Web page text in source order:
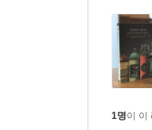
무시무시
보르헤스
하루에도
다 나와
불과하고,
1명이 이